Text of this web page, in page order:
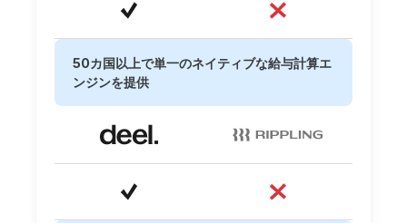
50カ国以上で単一のネイティブな給与計算エ
ンジンを提供